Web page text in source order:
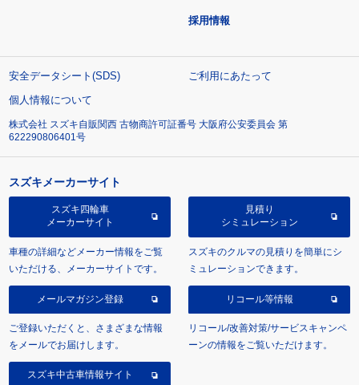
採用情報
安全データシート(SDS)
ご利用にあたって
個人情報について
株式会社 スズキ自販関西 古物商許可証番号 大阪府公安委員会 第
622290806401号
スズキメーカーサイト
スズキ四輪車
メーカーサイト
車種の詳細などメーカー情報をご覧
いただける、メーカーサイトです。
見積り
シミュレーション
スズキのクルマの見積りを簡単にシ
ミュレーションできます。
メールマガジン登録
ご登録いただくと、さまざまな情報
をメールでお届けします。
リコール等情報
リコール/改善対策/サービスキャンペ
ーンの情報をご覧いただけます。
スズキ中古車情報サイト